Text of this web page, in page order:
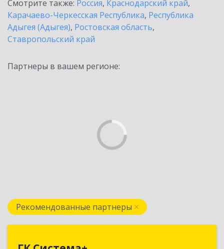
Смотрите также: Россия, Краснодарский край,
Карачаево-Черкесская Республика, Республика
Адыгея (Адыгея), Ростовская область,
Ставропольский край
Партнеры в вашем регионе:
Рекомендованные партнеры